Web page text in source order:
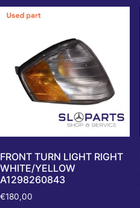
FRONT TURN LIGHT RIGHT
WHITE/YELLOW
A1298260843
€180,00